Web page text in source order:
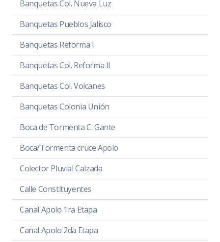
Banquetas Col. Nueva Luz
Banquetas Pueblos Jalisco
Banquetas Reforma I
Banquetas Col. Reforma II
Banquetas Col. Volcanes
Banquetas Colonia Unión
Boca de Tormenta C. Gante
Boca/Tormenta cruce Apolo
Colector Pluvial Calzada
Calle Constituyentes
Canal Apolo 1ra Etapa
Canal Apolo 2da Etapa